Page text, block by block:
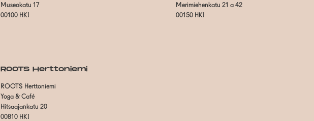
Museokatu 17
00100 HKI
Merimiehenkatu 21 a 42
00150 HKI
ROOTS Herttoniemi
ROOTS Herttoniemi
Yoga & Café
Hitsaajankatu 20
00810 HKI